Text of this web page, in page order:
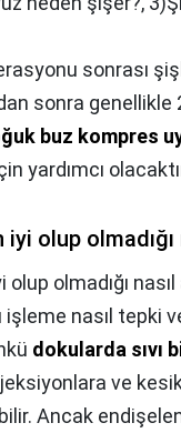
sonrası
sonra genellikle
buz kompres
yardımcı
iyi olup olmadığı
olmadığı nasıl
nasıl tepki
dokularda sıvı
ve
Ancak